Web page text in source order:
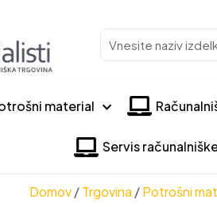
Vnesite
naziv
material
Servis
Domov / Trgovina / Potrošni